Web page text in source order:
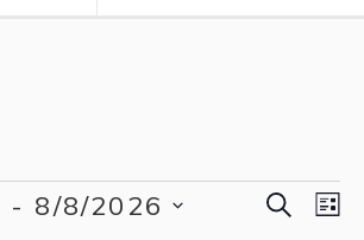
CERCA
- 8/8/2026